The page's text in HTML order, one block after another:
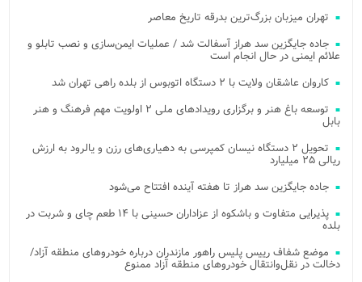
تهران میزبان بزرگ‌ترین بدرقه تاریخ معاصر
جاده جایگزین سد هراز آسفالت شد / عملیات ایمن‌سازی و نصب تابلو و
علائم ایمنی در حال انجام است
کاروان عاشقان ولایت با ۲ دستگاه اتوبوس از بلده راهی تهران شد
توسعه باغ هنر و برگزاری رویدادهای ملی ۲ اولویت مهم فرهنگ و هنر
بابل
تحویل ۲ دستگاه نیسان کمپرسی به دهیاری‌های رزن و یالرود به ارزش
ریالی ۲۵ میلیارد
جاده جایگزین سد هراز تا هفته آینده افتتاح می‌شود
پذیرایی متفاوت و باشکوه از عزاداران حسینی با ۱۴ طعم چای و شربت در
بلده
موضع شفاف رییس پلیس راهور مازندران درباره خودروهای منطقه آزاد/
دخالت در نقل‌وانتقال خودروهای منطقه آزاد ممنوع